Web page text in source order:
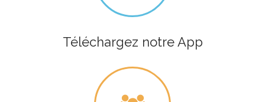
Téléchargez notre App